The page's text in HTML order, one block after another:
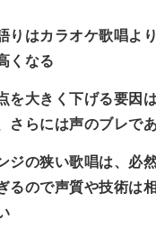
りはカラオケ歌唱よ
くなる
を大きく下げる要因
さらには声のブレで
ジの狭い歌唱は、必
るので声質や技術は